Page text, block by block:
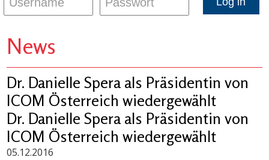
News
Dr. Danielle Spera als Präsidentin von
ICOM Österreich wiedergewählt
Dr. Danielle Spera als Präsidentin von
ICOM Österreich wiedergewählt
05.12.2016